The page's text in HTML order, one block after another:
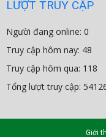
LƯỢT TRUY CẬP
Người đang online: 0
Truy cập hôm nay: 48
Truy cập hôm qua: 118
Tổng lượt truy cập:
Giới